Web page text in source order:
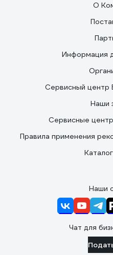
О
Информация
Сервисный центр
Наши
Сервисные
Правила применения
Наши
Чат для